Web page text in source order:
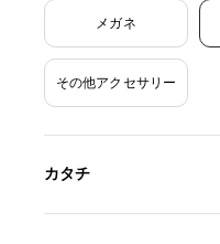
メガネ
その他アクセサリー
カタチ